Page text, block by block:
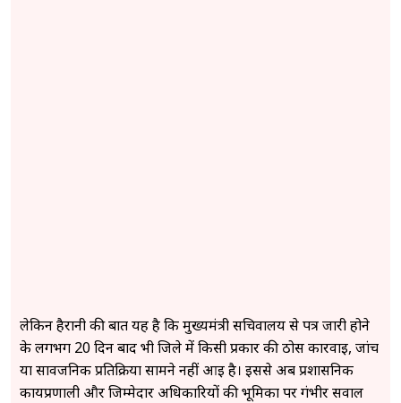
लेकिन हैरानी की बात यह है कि मुख्यमंत्री सचिवालय से पत्र जारी होने
के लगभग 20 दिन बाद भी जिले में किसी प्रकार की ठोस कार्रवाई, जांच
या सार्वजनिक प्रतिक्रिया सामने नहीं आई है। इससे अब प्रशासनिक
कार्यप्रणाली और जिम्मेदार अधिकारियों की भूमिका पर गंभीर सवाल